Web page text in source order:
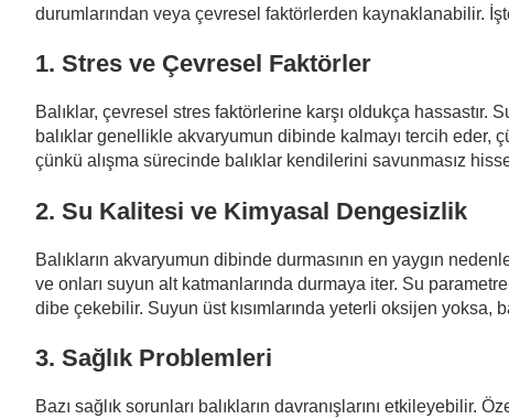
durumlarından veya çevresel faktörlerden kaynaklanabilir.
1. Stres ve Çevresel Faktörler
Balıklar, çevresel stres faktörlerine karşı oldukça hassastır.
balıklar genellikle akvaryumun dibinde kalmayı tercih eder,
çünkü alışma sürecinde balıklar kendilerini savunmasız
2. Su Kalitesi ve Kimyasal Dengesizlik
Balıkların akvaryumun dibinde durmasının en yaygın
ve onları suyun alt katmanlarında durmaya iter. Su
dibe çekebilir. Suyun üst kısımlarında yeterli oksijen
3. Sağlık Problemleri
Bazı sağlık sorunları balıkların davranışlarını etkileyebilir.